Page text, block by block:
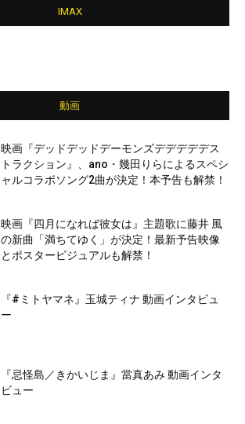
IMAX
動画
映画『デッドデッドデーモンズデデデデデス
トラクション』、ano・幾田りらによるスペシ
ャルコラボソング2曲が決定！本予告も解禁！
映画『四月になれば彼女は』主題歌に藤井 風
の新曲「満ちてゆく」が決定！最新予告映像
とポスタービジュアルも解禁！
『#ミトヤマネ』玉城ティナ 動画インタビュ
ー
『忌怪島／きかいじま』當真あみ 動画インタ
ビュー